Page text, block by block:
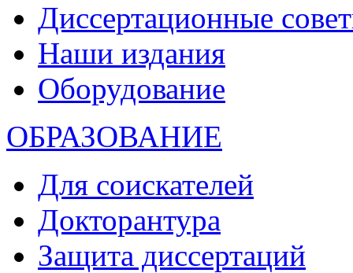
Диссертационные
Наши издания
Оборудование
ОБРАЗОВАНИЕ
Для соискателей
Докторантура
Защита диссертаций